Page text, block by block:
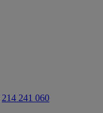
214 241 060